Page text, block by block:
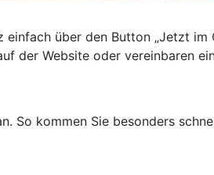
über den Button „Jetzt
der Website oder vereinbaren
So kommen Sie besonders